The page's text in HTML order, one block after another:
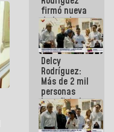
firmó nueva
de Ley de
Arrendamiento
aprobada
por la AN
Delcy
Rodríguez:
Más de 2 mil
personas
beneficiadas
con planes
para